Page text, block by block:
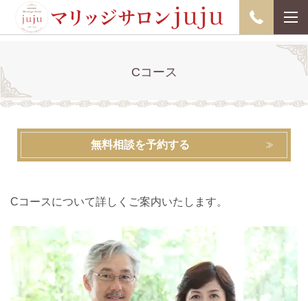
Cコース
無料相談を予約する
Cコースについて詳しくご案内いたします。